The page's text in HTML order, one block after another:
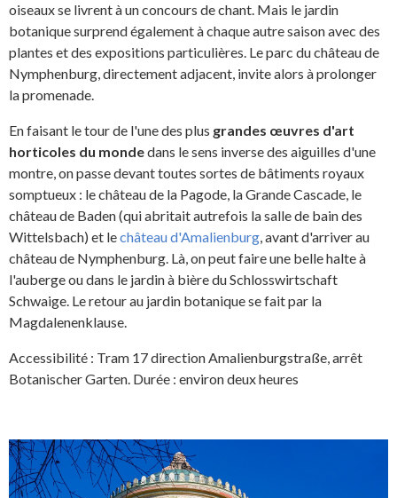
oiseaux se livrent à un concours de chant. Mais le jardin
botanique surprend également à chaque autre saison avec des
plantes et des expositions particulières. Le parc du château de
Nymphenburg, directement adjacent, invite alors à prolonger
la promenade.
En faisant le tour de l'une des plus grandes œuvres d'art
horticoles du mondedans le sens inverse des aiguilles d'une
montre, on passe devant toutes sortes de bâtiments royaux
somptueux : le château de la Pagode, la Grande Cascade, le
château de Baden (qui abritait autrefois la salle de bain des
Wittelsbach) et lechâteau d'Amalienburg, avant d'arriver au
château de Nymphenburg. Là, on peut faire une belle halte à
l'auberge ou dans le jardin à bière du Schlosswirtschaft
Schwaige. Le retour au jardin botanique se fait par la
Magdalenenklause.
Accessibilité : Tram 17 direction Amalienburgstraße, arrêt
Botanischer Garten. Durée : environ deux heures